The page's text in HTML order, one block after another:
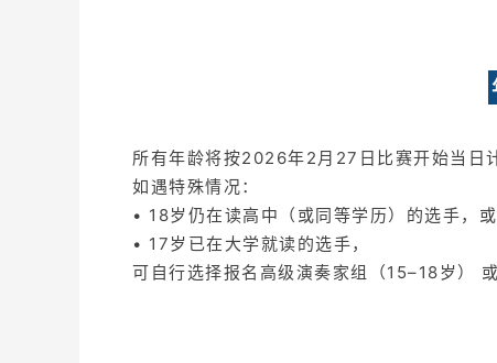
所有年龄将按2026年2月27日比赛开始当日
如遇特殊情况：
• 18岁仍在读高中（或同等学历）的选手，或
• 17岁已在大学就读的选手，
可自行选择报名高级演奏家组（15–18岁）